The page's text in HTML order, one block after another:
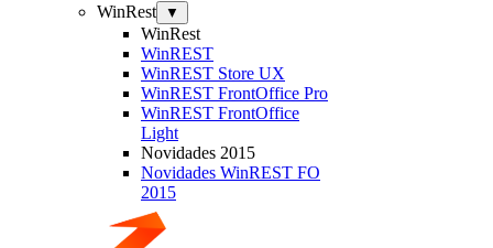
WinRest
▼
WinRest
WinREST
WinREST Store UX
WinREST FrontOffice Pro
WinREST FrontOffice
Light
Novidades 2015
Novidades WinREST FO
2015